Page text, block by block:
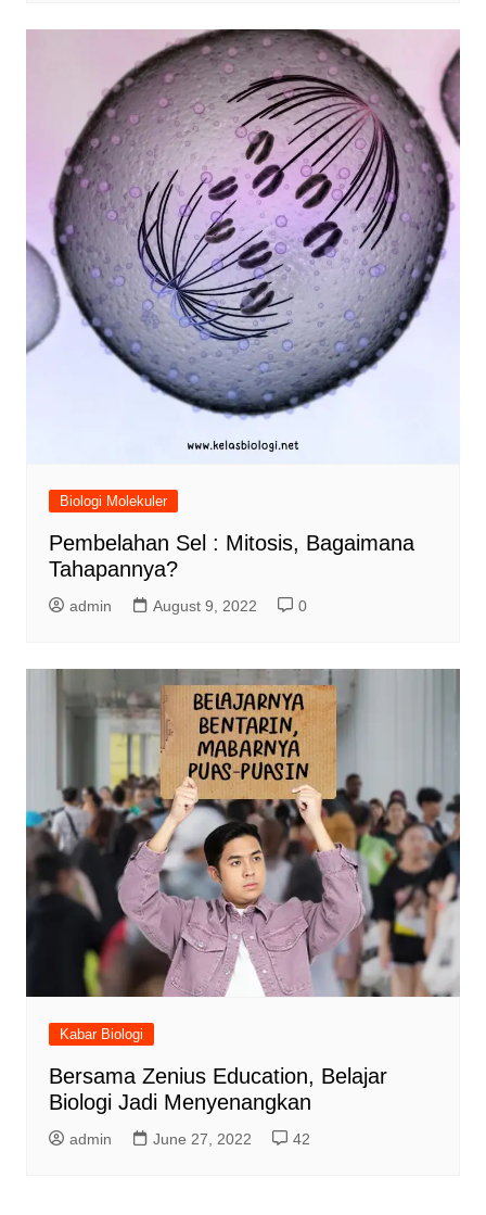
Biologi Molekuler
Pembelahan Sel : Mitosis, Bagaimana
Tahapannya?
admin August 9, 2022 0
Kabar Biologi
Bersama Zenius Education, Belajar
Biologi Jadi Menyenangkan
admin June 27, 2022 42